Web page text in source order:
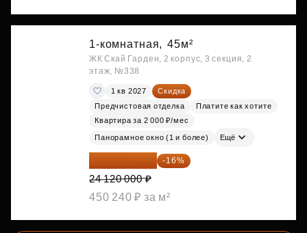
1-комнатная, 45м²
ЖК Скай Гарден, 2 корпус, 3 секция, 2
этаж, №338
1 кв 2027
Скидка
Предчистовая отделка
Платите как хотите
Квартира за 2 000 ₽/мес
Панорамное окно (1 и более) Ещё
20 260 800 ₽ -16%
24 120 000 ₽
450 240 ₽ за м²